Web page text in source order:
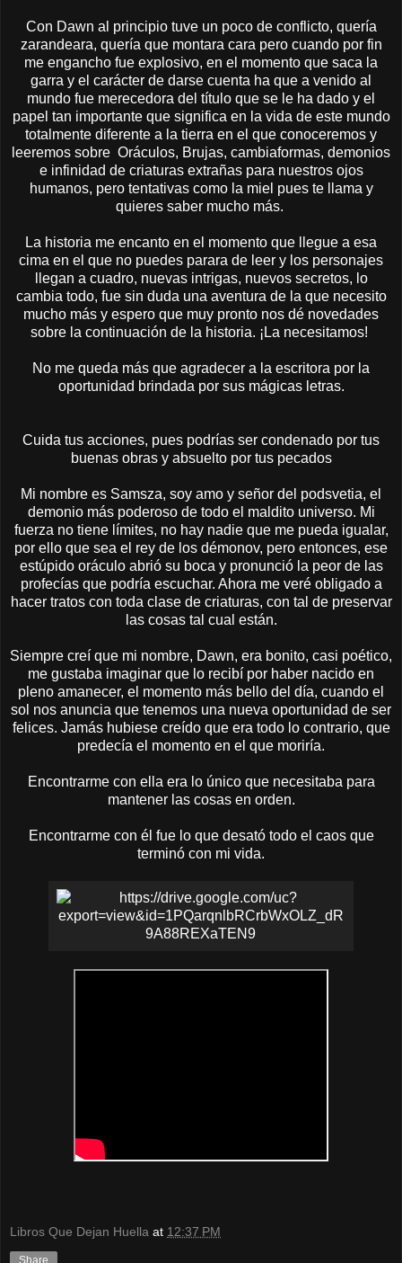
Con Dawn al principio tuve un poco de conflicto, quería
zarandeara, quería que montara cara pero cuando por fin
me engancho fue explosivo, en el momento que saca la
garra y el carácter de darse cuenta ha que a venido al
mundo fue merecedora del título que se le ha dado y el
papel tan importante que significa en la vida de este mundo
totalmente diferente a la tierra en el que conoceremos y
leeremos sobre Oráculos, Brujas, cambiaformas, demonios
e infinidad de criaturas extrañas para nuestros ojos
humanos, pero tentativas como la miel pues te llama y
quieres saber mucho más.
La historia me encanto en el momento que llegue a esa
cima en el que no puedes parara de leer y los personajes
llegan a cuadro, nuevas intrigas, nuevos secretos, lo
cambia todo, fue sin duda una aventura de la que necesito
mucho más y espero que muy pronto nos dé novedades
sobre la continuación de la historia. ¡La necesitamos!
No me queda más que agradecer a la escritora por la
oportunidad brindada por sus mágicas letras.
Cuida tus acciones, pues podrías ser condenado por tus
buenas obras y absuelto por tus pecados
Mi nombre es Samsza, soy amo y señor del podsvetia, el
demonio más poderoso de todo el maldito universo. Mi
fuerza no tiene límites, no hay nadie que me pueda igualar,
por ello que sea el rey de los démonov, pero entonces, ese
estúpido oráculo abrió su boca y pronunció la peor de las
profecías que podría escuchar. Ahora me veré obligado a
hacer tratos con toda clase de criaturas, con tal de preservar
las cosas tal cual están.
Siempre creí que mi nombre, Dawn, era bonito, casi poético,
me gustaba imaginar que lo recibí por haber nacido en
pleno amanecer, el momento más bello del día, cuando el
sol nos anuncia que tenemos una nueva oportunidad de ser
felices. Jamás hubiese creído que era todo lo contrario, que
predecía el momento en el que moriría.
Encontrarme con ella era lo único que necesitaba para
mantener las cosas en orden.
Encontrarme con él fue lo que desató todo el caos que
terminó con mi vida.
Libros Que Dejan Huella at 12:37 PM
Share